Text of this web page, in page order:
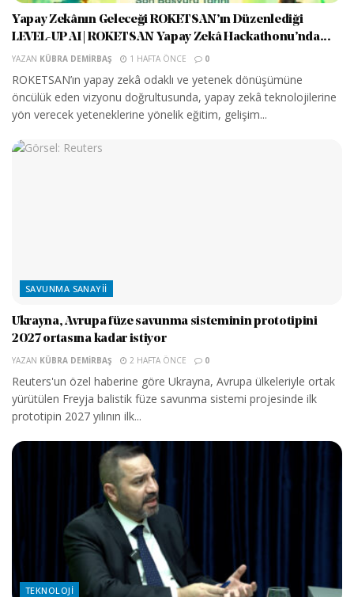
Yapay Zekânın Geleceği ROKETSAN’ın Düzenlediği
LEVEL-UP AI | ROKETSAN Yapay Zekâ Hackathonu’nda...
YAZAN KÜBRA DEMIRBAŞ 1 HAFTA ÖNCE 0
ROKETSAN’ın yapay zekâ odaklı ve yetenek dönüşümüne
öncülük eden vizyonu doğrultusunda, yapay zekâ teknolojilerine
yön verecek yeteneklerine yönelik eğitim, gelişim...
SAVUNMA SANAYII
Ukrayna, Avrupa füze savunma sisteminin prototipini
2027 ortasına kadar istiyor
YAZAN KÜBRA DEMIRBAŞ 2 HAFTA ÖNCE 0
Reuters'un özel haberine göre Ukrayna, Avrupa ülkeleriyle ortak
yürütülen Freyja balistik füze savunma sistemi projesinde ilk
prototipin 2027 yılının ilk...
TEKNOLOJI